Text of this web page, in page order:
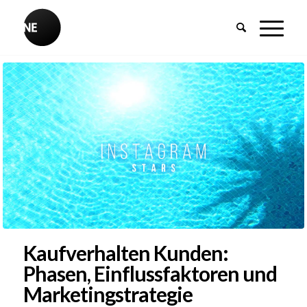
Kaufverhalten Kunden:
Phasen, Einflussfaktoren und
Marketingstrategie